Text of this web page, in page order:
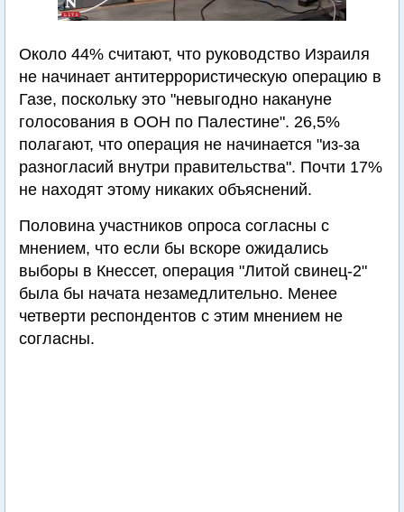
Около 44% считают, что руководство Израиля
не начинает антитеррористическую операцию в
Газе, поскольку это "невыгодно накануне
голосования в ООН по Палестине". 26,5%
полагают, что операция не начинается "из-за
разногласий внутри правительства". Почти 17%
не находят этому никаких объяснений.
Половина участников опроса согласны с
мнением, что если бы вскоре ожидались
выборы в Кнессет, операция "Литой свинец-2"
была бы начата незамедлительно. Менее
четверти респондентов с этим мнением не
согласны.